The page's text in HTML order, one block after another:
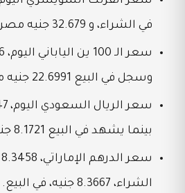
في الشراء، و 32.679 جنيه مصري، في البيع.
وسجل في البيع 22.6991 جنيه مصري.
بينما يشهد في البيع 8.1721 جنيه، في البيع.
الشراء، 8.3667 جنيه، في البيع.